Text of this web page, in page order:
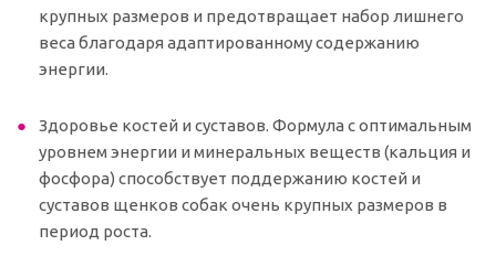
крупных размеров и предотвращает набор лишнего
веса благодаря адаптированному содержанию
энергии.
Здоровье костей и суставов. Формула с оптимальным
уровнем энергии и минеральных веществ (кальция и
фосфора) способствует поддержанию костей и
суставов щенков собак очень крупных размеров в
период роста.